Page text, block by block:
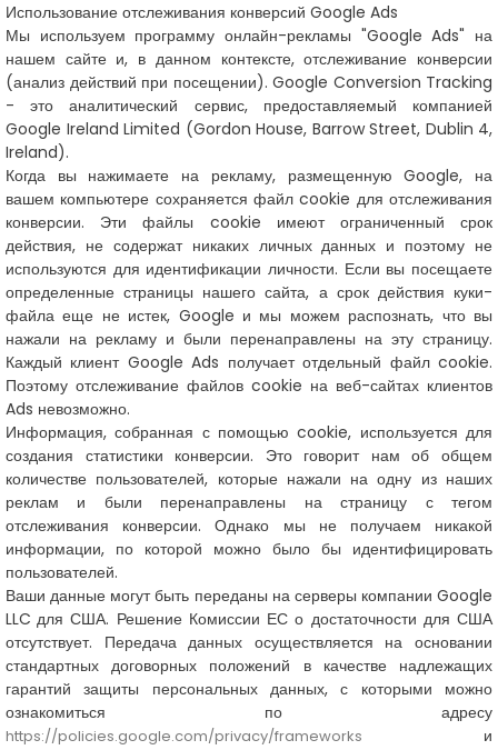
Использование отслеживания конверсий Google Ads
Мы используем программу онлайн-рекламы "Google Ads" на
нашем сайте и, в данном контексте, отслеживание конверсии
(анализ действий при посещении). Google Conversion Tracking
- это аналитический сервис, предоставляемый компанией
Google Ireland Limited (Gordon House, Barrow Street, Dublin 4,
Ireland).
Когда вы нажимаете на рекламу, размещенную Google, на
вашем компьютере сохраняется файл cookie для отслеживания
конверсии. Эти файлы cookie имеют ограниченный срок
действия, не содержат никаких личных данных и поэтому не
используются для идентификации личности. Если вы посещаете
определенные страницы нашего сайта, а срок действия куки-
файла еще не истек, Google и мы можем распознать, что вы
нажали на рекламу и были перенаправлены на эту страницу.
Каждый клиент Google Ads получает отдельный файл cookie.
Поэтому отслеживание файлов cookie на веб-сайтах клиентов
Ads невозможно.
Информация, собранная с помощью cookie, используется для
создания статистики конверсии. Это говорит нам об общем
количестве пользователей, которые нажали на одну из наших
реклам и были перенаправлены на страницу с тегом
отслеживания конверсии. Однако мы не получаем никакой
информации, по которой можно было бы идентифицировать
пользователей.
Ваши данные могут быть переданы на серверы компании Google
LLC для США. Решение Комиссии ЕС о достаточности для США
отсутствует. Передача данных осуществляется на основании
стандартных договорных положений в качестве надлежащих
гарантий защиты персональных данных, с которыми можно
ознакомиться по адресу
https://policies.google.com/privacy/frameworks и